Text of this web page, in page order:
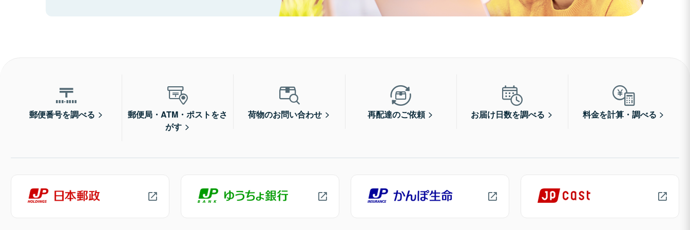
郵便番号を調べる
郵便局・ATM・ポストをさ
がす
荷物のお問い合わせ 再配達のご依頼 お届け日数を調べる 料金を計算・調べる